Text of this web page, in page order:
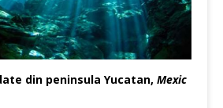
din peninsula Yucatan, Mexic